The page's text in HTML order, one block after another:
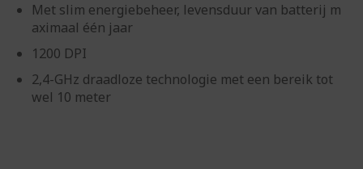
Met slim energiebeheer, levensduur van batterij m
aximaal één jaar
1200 DPI
2,4-GHz draadloze technologie met een bereik tot
wel 10 meter